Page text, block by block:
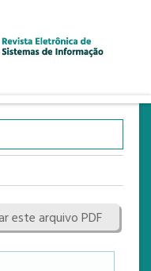
este arquivo PDF